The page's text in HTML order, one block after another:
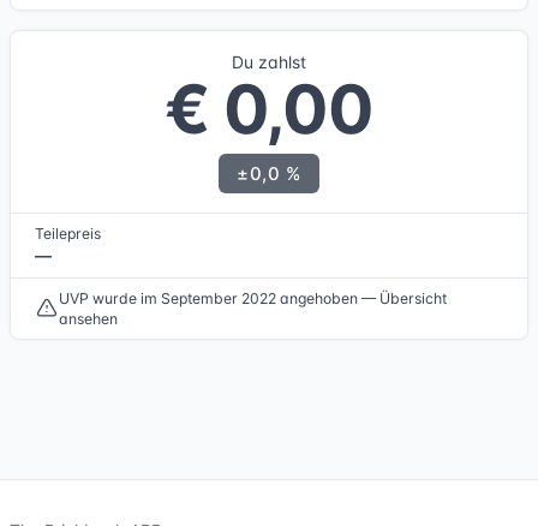
Du zahlst
€ 0,00
±0,0 %
Teilepreis
—
UVP wurde im September 2022 angehoben — Übersicht
ansehen